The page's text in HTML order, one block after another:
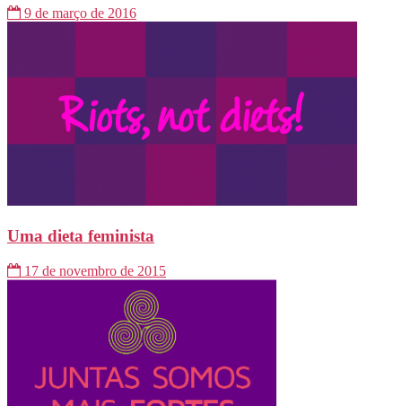
9 de março de 2016
Uma dieta feminista
17 de novembro de 2015